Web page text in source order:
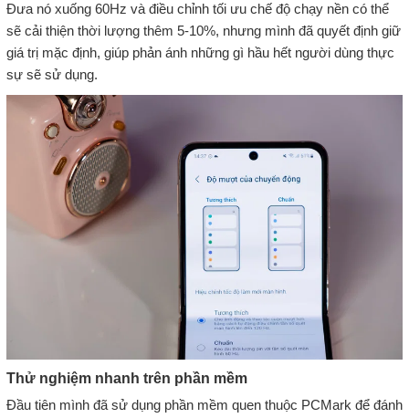
Đưa nó xuống 60Hz và điều chỉnh tối ưu chế độ chạy nền có thể
sẽ cải thiện thời lượng thêm 5-10%, nhưng mình đã quyết định giữ
giá trị mặc định, giúp phản ánh những gì hầu hết người dùng thực
sự sẽ sử dụng.
Thử nghiệm nhanh trên phần mềm
Đầu tiên mình đã sử dụng phần mềm quen thuộc PCMark để đánh